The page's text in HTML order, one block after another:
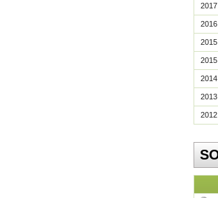
2017
2016
2015
2015
2014
2013
2012